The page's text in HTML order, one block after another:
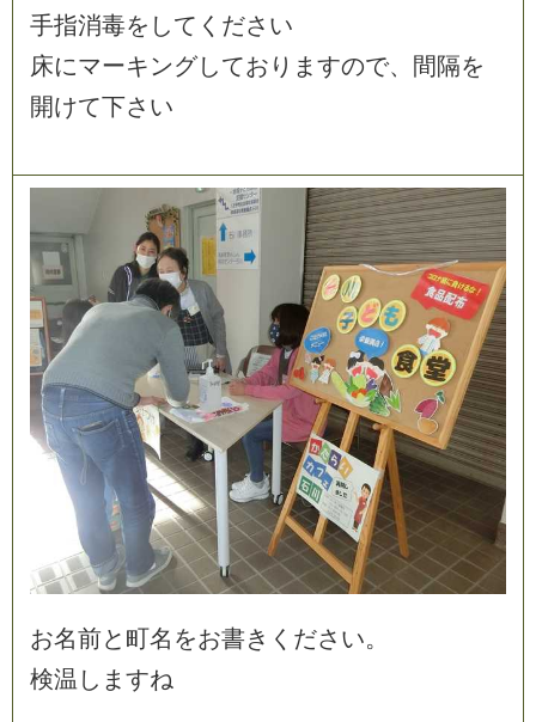
手指消毒を して く ださ い
床にマーキングしてお り ま すので、 間 隔を
開けて下さ い
お名前と 町名 をお書き く ださ い。
検温 し ま すね